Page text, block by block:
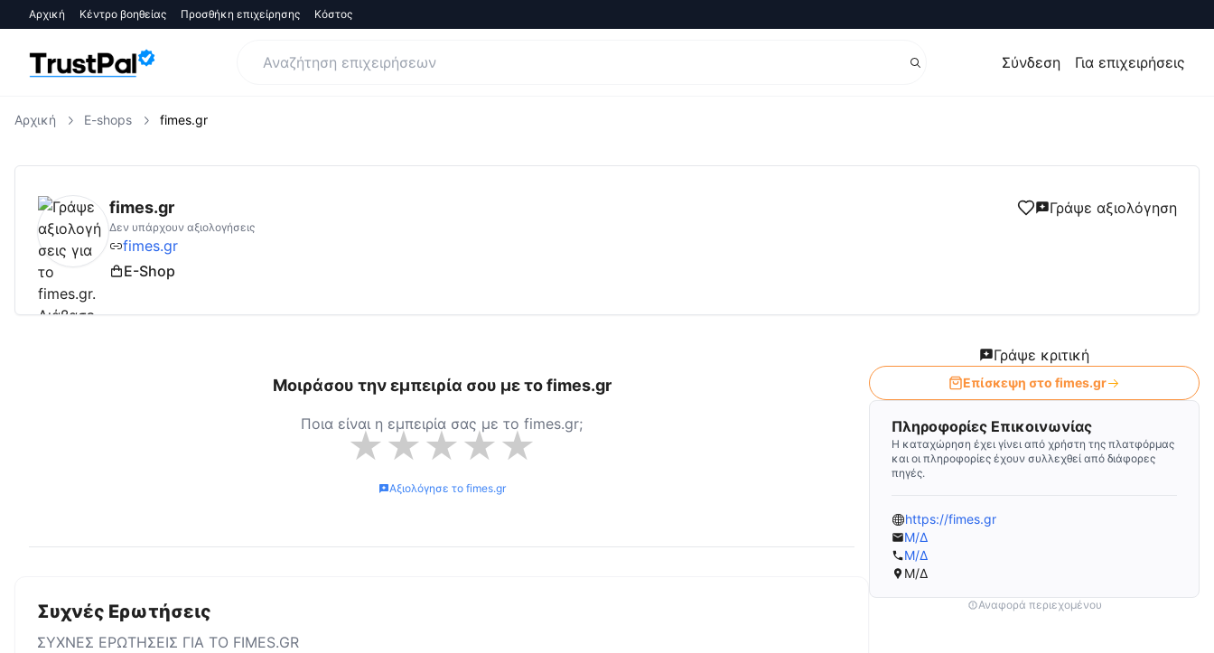
Αρχική Κέντρο βοηθείας Προσθήκη επιχείρησης Κόστος
Σύνδεση Για επιχειρήσεις
Αρχική E-shops fimes.gr
fimes.grΑξιολογήσεις | Δες Αξιολογήσεις και Κριτικές για
fimes.gr Γράψε αξιολόγηση
Δεν υπάρχουν αξιολογήσεις
fimes.gr
E-Shop
Μοιράσου την εμπειρία σου με τοfimes.gr
Ποια είναι η εμπειρία σας με το fimes.gr;
★★★★★
Αξιολόγησε το fimes.gr
Συχνές Ερωτήσεις
ΣΥΧΝΕΣ ΕΡΩΤΗΣΕΙΣ ΓΙΑ ΤΟ FIMES.GR
Γράψε κριτική
Επίσκεψη στο fimes.gr
Πληροφορίες Επικοινωνίας
Η καταχώρηση έχει γίνει από χρήστη της πλατφόρμας
και οι πληροφορίες έχουν συλλεχθεί από διάφορες
πηγές.
https://fimes.gr
Μ/Δ
Μ/Δ
Μ/Δ
Αναφορά περιεχομένου